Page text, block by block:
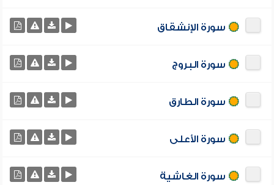
سورة الإنشقاق
سورة البروج
سورة الطارق
سورة الأعلى
سورة الغاشية